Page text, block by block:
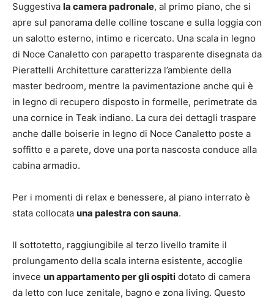
Suggestiva la camera padronale, al primo piano, che si
apre sul panorama delle colline toscane e sulla loggia con
un salotto esterno, intimo e ricercato. Una scala in legno
di Noce Canaletto con parapetto trasparente disegnata da
Pierattelli Architetture caratterizza l’ambiente della
master bedroom, mentre la pavimentazione anche qui è
in legno di recupero disposto in formelle, perimetrate da
una cornice in Teak indiano. La cura dei dettagli traspare
anche dalle boiserie in legno di Noce Canaletto poste a
soffitto e a parete, dove una porta nascosta conduce alla
cabina armadio.
Per i momenti di relax e benessere, al piano interrato è
stata collocata una palestra con sauna.
Il sottotetto, raggiungibile al terzo livello tramite il
prolungamento della scala interna esistente, accoglie
invece un appartamento per gli ospiti dotato di camera
da letto con luce zenitale, bagno e zona living. Questo